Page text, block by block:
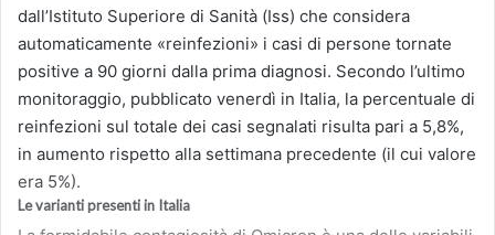
dall’Istituto Superiore di Sanità (Iss) che considera
automaticamente «reinfezioni» i casi di persone tornate
positive a 90 giorni dalla prima diagnosi. Secondo l’ultimo
monitoraggio, pubblicato venerdì in Italia, la percentuale di
reinfezioni sul totale dei casi segnalati risulta pari a 5,8%,
in aumento rispetto alla settimana precedente (il cui valore
era 5%).
Le varianti presenti in Italia